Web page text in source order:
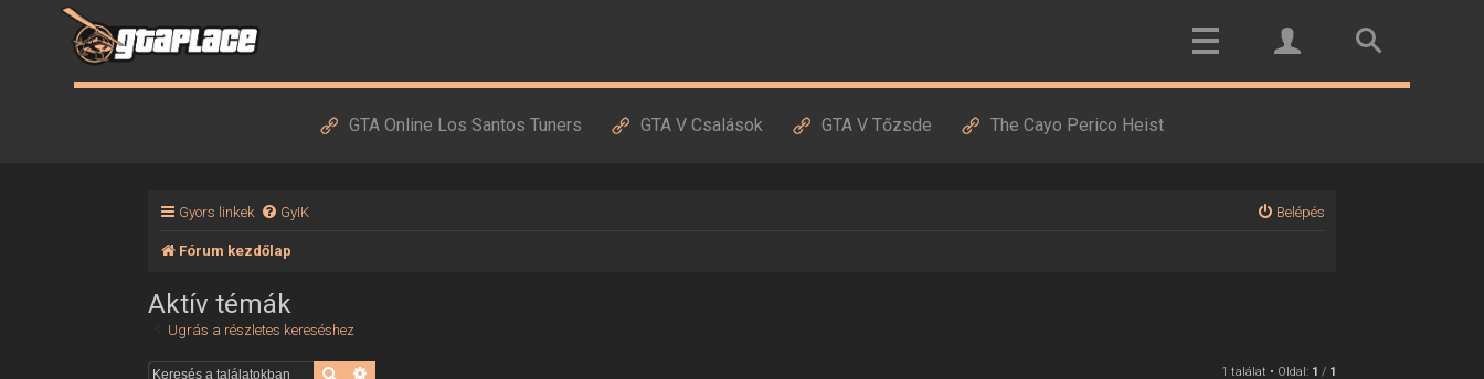
GTA Online Los Santos Tuners GTA V Csalások GTA V Tőzsde The Cayo Perico Heist
Gyors linkek GyIK Belépés
Fórum kezdőlap
Aktív témák
Ugrás a részletes kereséshez
Keresés 1 találat • Oldal: 1 / 1